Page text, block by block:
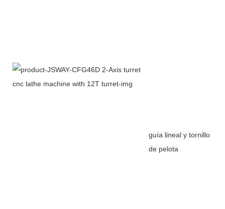
guía lineal y tornillo
de pelota